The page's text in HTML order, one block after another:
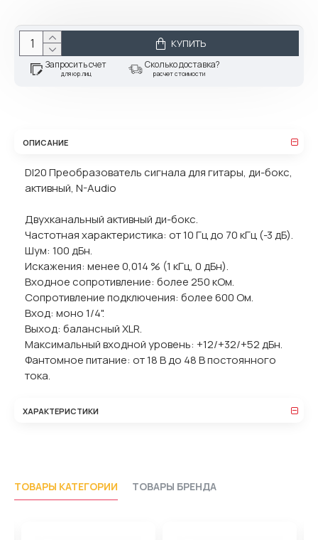
КУПИТЬ
Запросить счет
для юр.лиц
Сколько доставка?
расчет стоимости
ОПИСАНИЕ
DI20 Преобразователь сигнала для гитары, ди-бокс,
активный, N-Audio
Двухканальный активный ди-бокс.
Частотная характеристика: от 10 Гц до 70 кГц (-3 дБ).
Шум: 100 дБн.
Искажения: менее 0,014 % (1 кГц, 0 дБн).
Входное сопротивление: более 250 кОм.
Сопротивление подключения: более 600 Ом.
Вход: моно 1/4".
Выход: балансный XLR.
Максимальный входной уровень: +12/+32/+52 дБн.
Фантомное питание: от 18 В до 48 В постоянного
тока.
ХАРАКТЕРИСТИКИ
ТОВАРЫ КАТЕГОРИИ ТОВАРЫ БРЕНДА